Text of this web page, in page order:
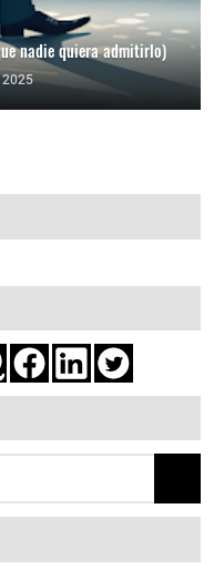
nadie quiera admitirlo)
2025